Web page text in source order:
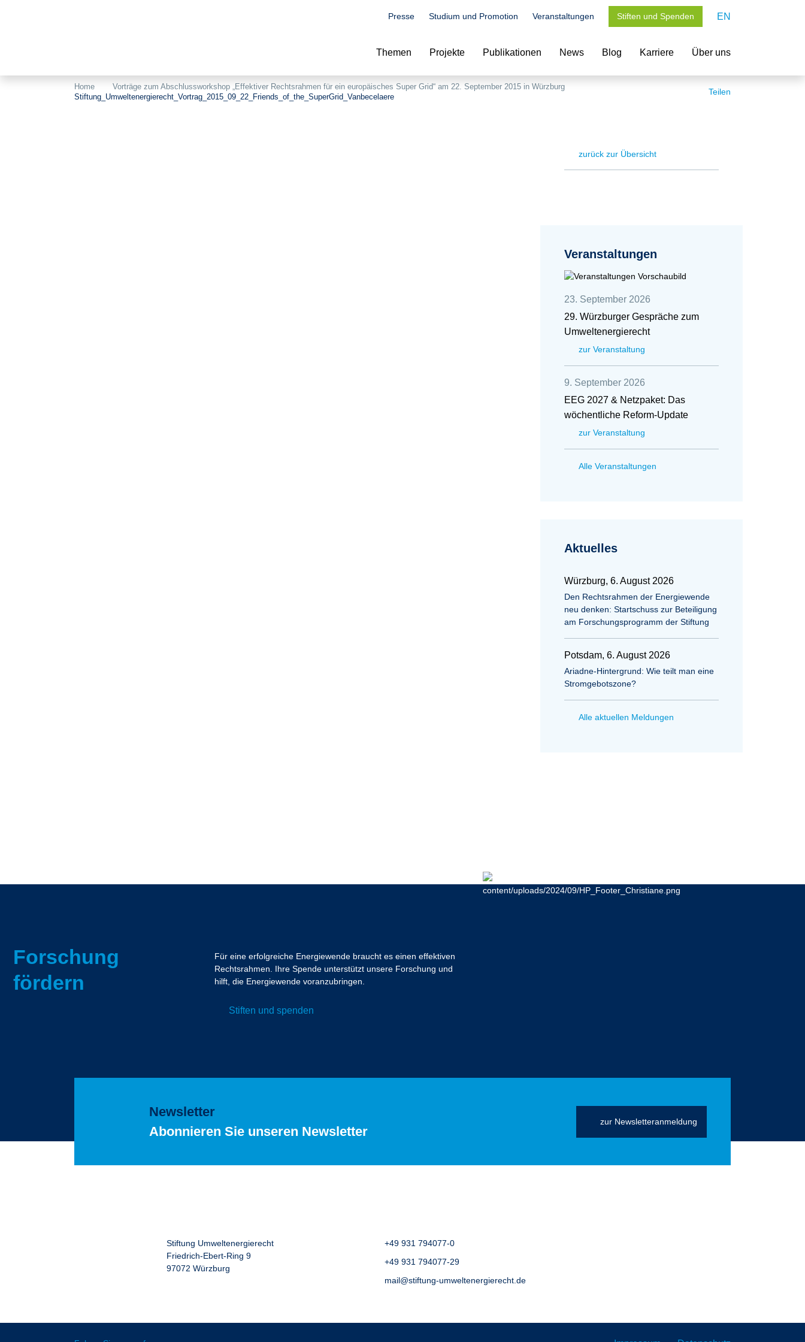
Presse Studium und Promotion Veranstaltungen Stiften und Spenden EN
Themen Projekte Publikationen News Blog Karriere Über uns
Home
Vorträge zum Abschlussworkshop „Effektiver Rechtsrahmen für ein europäisches Super Grid“ am 22. September 2015 in Würzburg
Stiftung_Umweltenergierecht_Vortrag_2015_09_22_Friends_of_the_SuperGrid_Vanbecelaere
Teilen
zurück zur Übersicht
Veranstaltungen
23. September 2026
29. Würzburger Gespräche zum
Umweltenergierecht
zur Veranstaltung
9. September 2026
EEG 2027 & Netzpaket: Das
wöchentliche Reform-Update
zur Veranstaltung
Alle Veranstaltungen
Aktuelles
Würzburg, 6. August 2026
Den Rechtsrahmen der Energiewende
neu denken: Startschuss zur Beteiligung
am Forschungsprogramm der Stiftung
Potsdam, 6. August 2026
Ariadne-Hintergrund: Wie teilt man eine
Stromgebotszone?
Alle aktuellen Meldungen
Forschung
fördern
Für eine erfolgreiche Energiewende braucht es einen effektiven
Rechtsrahmen. Ihre Spende unterstützt unsere Forschung und
hilft, die Energiewende voranzubringen.
Stiften und spenden
Newsletter
Abonnieren Sie unseren Newsletter
zur Newsletteranmeldung
Stiftung Umweltenergierecht
Friedrich-Ebert-Ring 9
97072 Würzburg
+49 931 794077-0
+49 931 794077-29
mail@stiftung-umweltenergierecht.de